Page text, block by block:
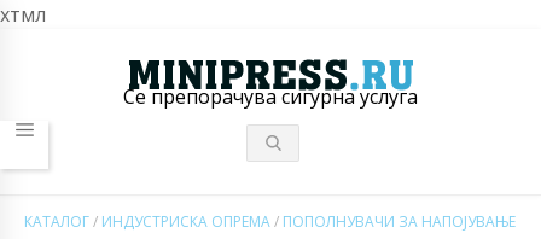
хтмл
Се препорачува сигурна услуга
КАТАЛОГ/ ИНДУСТРИСКА ОПРЕМА/ ПОПОЛНУВАЧИ ЗА НАПОЈУВАЊЕ